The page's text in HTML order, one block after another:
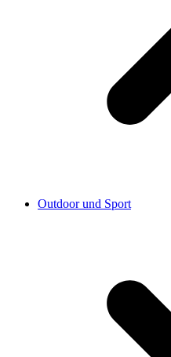
Outdoor und Sport